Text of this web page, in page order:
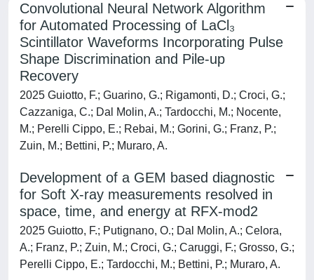
Convolutional Neural Network Algorithm
for Automated Processing of LaCl₃
Scintillator Waveforms Incorporating Pulse
Shape Discrimination and Pile-up
Recovery
2025 Guiotto, F.; Guarino, G.; Rigamonti, D.; Croci, G.;
Cazzaniga, C.; Dal Molin, A.; Tardocchi, M.; Nocente,
M.; Perelli Cippo, E.; Rebai, M.; Gorini, G.; Franz, P.;
Zuin, M.; Bettini, P.; Muraro, A.
Development of a GEM based diagnostic
for Soft X-ray measurements resolved in
space, time, and energy at RFX-mod2
2025 Guiotto, F.; Putignano, O.; Dal Molin, A.; Celora,
A.; Franz, P.; Zuin, M.; Croci, G.; Caruggi, F.; Grosso, G.;
Perelli Cippo, E.; Tardocchi, M.; Bettini, P.; Muraro, A.